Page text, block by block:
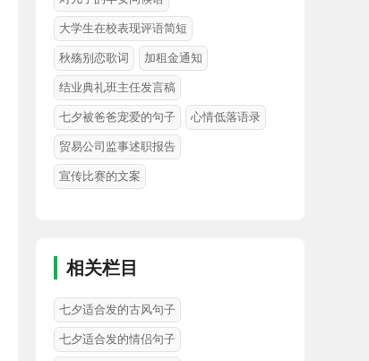
大学生在校表现评语简短
秋殇别恋歌词 加租金通知
结业典礼班主任发言稿
七夕被爸爸宠爱的句子 心情低落语录
贸易公司监事述职报告
宣传比赛的文案
相关栏目
七夕适合发的古风句子
七夕适合发的情侣句子